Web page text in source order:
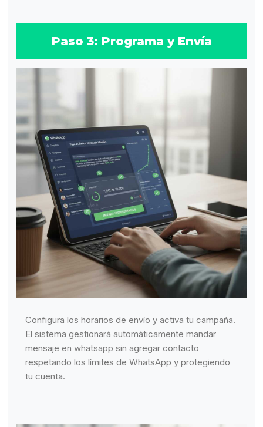
Paso 3: Programa y Envía
Configura los horarios de envío y activa tu campaña.
El sistema gestionará automáticamente mandar
mensaje en whatsapp sin agregar contacto
respetando los límites de WhatsApp y protegiendo
tu cuenta.